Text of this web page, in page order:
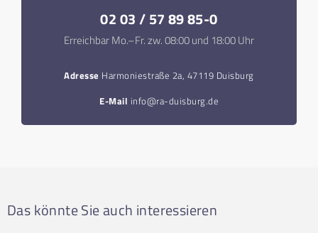
02 03 / 57 89 85-0
Erreichbar Mo.–Fr. zw. 08:00 und 18:00 Uhr
Adresse Harmoniestraße 2a, 47119 Duisburg
E-Mail info@ra-duisburg.de
Das könnte Sie auch interessieren